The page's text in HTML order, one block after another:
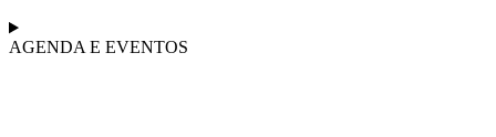
AGENDA E EVENTOS